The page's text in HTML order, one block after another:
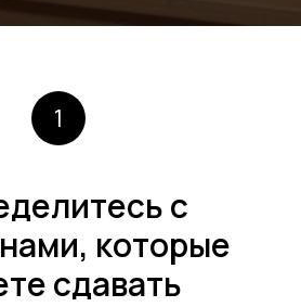
1
с
которые
сдавать